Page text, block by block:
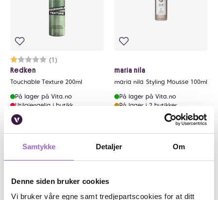
Samtykke Detaljer Om
Denne siden bruker cookies
Vi bruker våre egne samt tredjepartscookies for at ditt
Karakter:
(1)
1.0 av 5 mulige
Redken
Touchable Texture 200ml
På lager på Vita.no
Utilgjengelig i butikk
365,-
maria nila
maria nila Styling Mousse 100ml
På lager på Vita.no
På lager i 2 butikker
179,-